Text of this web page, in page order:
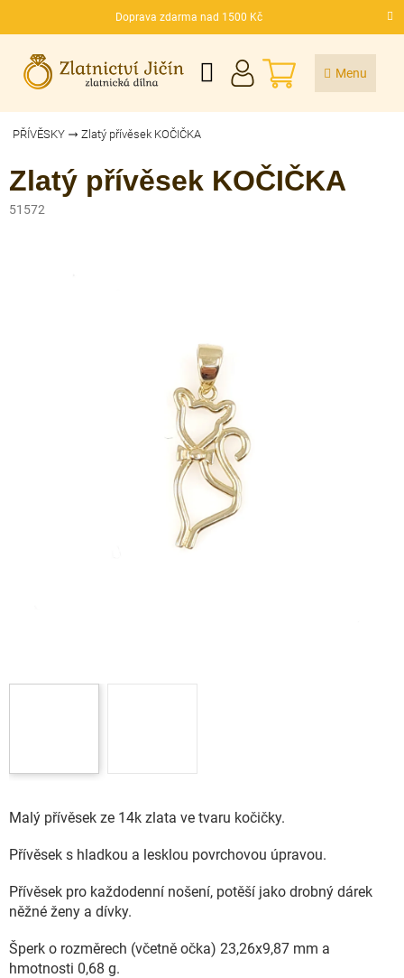
Doprava zdarma nad 1500 Kč
CZK
NÁKUPNÍ
KOŠÍK
PŘÍVĚSKY Zlatý přívěsek KOČIČKA
Zlatý přívěsek KOČIČKA
51572
Malý přívěsek ze 14k zlata ve tvaru kočičky.
Přívěsek s hladkou a lesklou povrchovou úpravou.
Přívěsek pro každodenní nošení, potěší jako drobný dárek
něžné ženy a dívky.
Šperk o rozměrech (včetně očka) 23,26x9,87 mm a
hmotnosti 0,68 g.